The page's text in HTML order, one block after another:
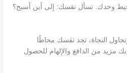
وحدك. تسأل نفسك: إلى أين أسبح؟
النجاة، تجد نفسك محاطًا
مزيد من الدافع والإلهام للحصول